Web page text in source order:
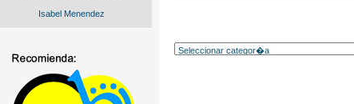
Isabel Menendez